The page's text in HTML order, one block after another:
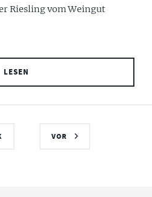
Riesling vom Weingut
LESEN
VOR